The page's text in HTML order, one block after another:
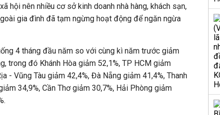
hội nên nhiều cơ sở kinh doanh nhà hàng, khách sạn,
gia đình đã tạm ngừng hoạt động để ngăn ngừa
4 tháng đầu năm so với cùng kì năm trước giảm
trong đó Khánh Hòa giảm 52,1%, TP HCM giảm
- Vũng Tàu giảm 42,4%, Đà Nẵng giảm 41,4%, Thanh
34,9%, Cần Thơ giảm 30,7%, Hải Phòng giảm